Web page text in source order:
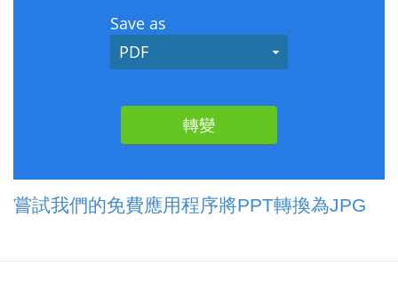
嘗試我們的免費應用程序將PPT轉換為JPG